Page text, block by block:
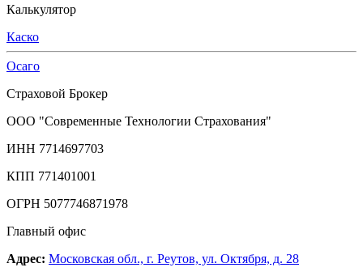
Калькулятор
Каско
Осаго
Страховой Брокер
ООО "Современные Технологии Страхования"
ИНН 7714697703
КПП 771401001
ОГРН 5077746871978
Главный офис
Адрес: Московская обл., г. Реутов, ул. Октября, д. 28